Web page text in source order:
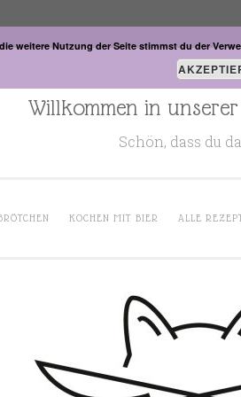
Willkommen in
Schön, dass du da
KOCHEN MIT BIER ALLE
weitere Nutzung der Seite stimmst du der